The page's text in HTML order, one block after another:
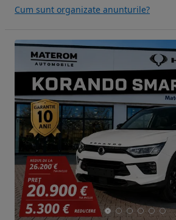
Cum sunt organizate anunturile?